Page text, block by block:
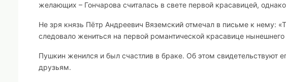
желающих – Гончарова считалась в свете первой красавицей,
Не зря князь Пётр Андреевич Вяземский отмечал в письме к нему:
следовало жениться на первой романтической красавице нынешнего
Пушкин женился и был счастлив в браке. Об этом свидетельствуют
друзьям.